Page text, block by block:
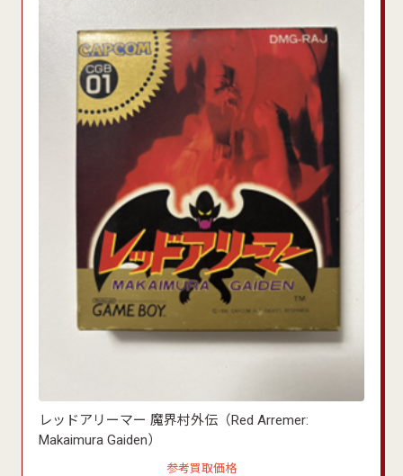
レッドアリーマー 魔界村外伝（Red Arremer:
Makaimura Gaiden）
参考買取価格